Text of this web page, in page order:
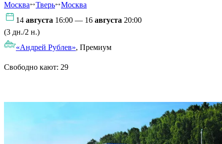
Москва Тверь
Москва
14 августа 16:00 — 16 августа 20:00
(3 дн./2 н.)
«Андрей Рублев», Премиум
Свободно кают: 29